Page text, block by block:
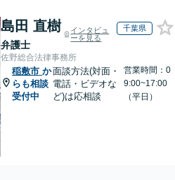
島田 直樹
弁護士
インタビュ
ーを見る
千葉県
佐野総合法律事務所
稲敷市 か
らも相談
受付中
面談方法(対面・
電話・ビデオな
ど)は応相談
営業時間：0
9:00~17:00
（平日）